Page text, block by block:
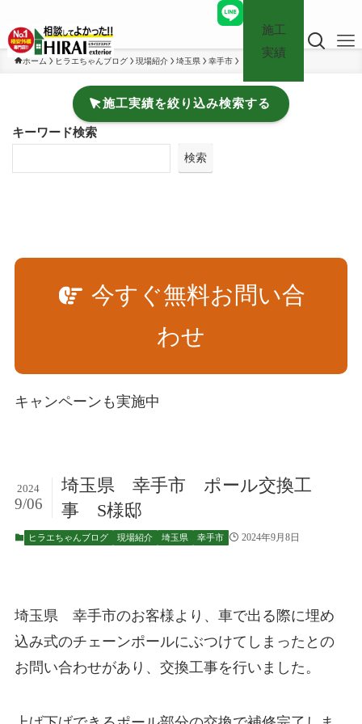
施工
実績
ホーム ヒラエちゃんブログ 現場紹介 埼玉県 幸手市
施工実績を絞り込み検索する
キーワード検索
検索
今すぐ無料お問い合
わせ
キャンペーンも実施中
埼玉県 幸手市 ポール交換工
事 S様邸
2024
9/06
ヒラエちゃんブログ 現場紹介 埼玉県 幸手市 2024年9月8日
埼玉県 幸手市のお客様より、車で出る際に埋め
込み式のチェーンポールにぶつけてしまったとの
お問い合わせがあり、交換工事を行いました。